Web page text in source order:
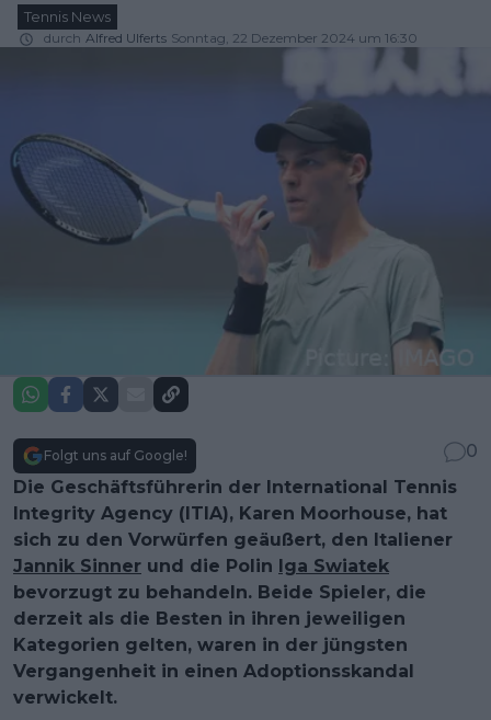
Tennis News
durch Alfred Ulferts Sonntag, 22 Dezember 2024 um 16:30
Folgt uns auf Google!
0
Die Geschäftsführerin der International Tennis
Integrity Agency (ITIA), Karen Moorhouse, hat
sich zu den Vorwürfen geäußert, den Italiener
Jannik Sinner und die Polin Iga Swiatek
bevorzugt zu behandeln. Beide Spieler, die
derzeit als die Besten in ihren jeweiligen
Kategorien gelten, waren in der jüngsten
Vergangenheit in einen Adoptionsskandal
verwickelt.